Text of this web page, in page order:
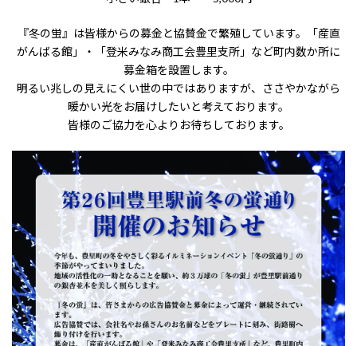
『冬の蛍』は皆様からの募金と協賛金で繁殖しています。「産直
がんばる館」・「登米みなみ商工会豊里支所」など町内数か所に
募金箱を設置します。
明るい兆しの見えにくい世の中ではありますが、ささやかながら
暖かい光をお届けしたいと考えております。
皆様のご協力を心よりお待ちしております。